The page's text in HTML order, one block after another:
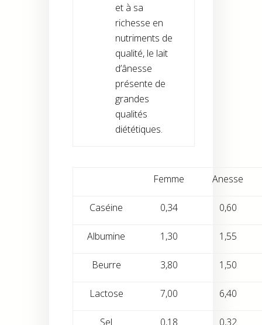
et à sa
richesse en
nutriments de
qualité, le lait
d’ânesse
présente de
grandes
qualités
diététiques.
Femme Anesse
Caséine 0,34 0,60
Albumine 1,30 1,55
Beurre 3,80 1,50
Lactose 7,00 6,40
Sel 0,18 0,32